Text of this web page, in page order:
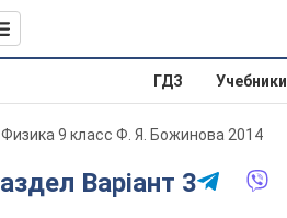
ГДЗ Учебники
Физика 9 класс Ф. Я. Божинова 2014
Раздел Варіант 3